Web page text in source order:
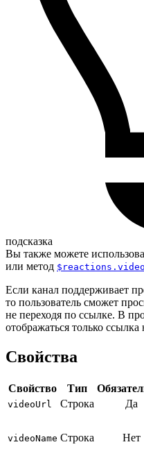
подсказка
Вы также можете
или метод $reactions.video
Если канал поддерживает
то пользователь сможет
не переходя по ссылке. В
отображаться только ссылка
Свойства
Свойство Тип
videoUrl Строка Да
videoName Строка Нет